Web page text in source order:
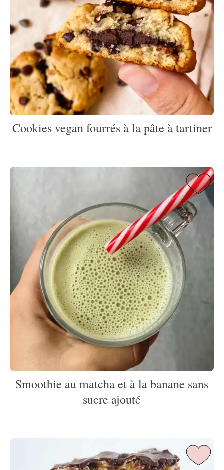
Cookies vegan fourrés à la pâte à tartiner
Smoothie au matcha et à la banane sans
sucre ajouté